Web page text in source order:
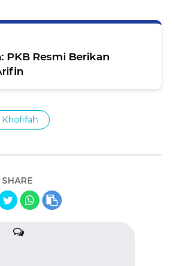
PKB Resmi Berikan
Khofifah
SHARE